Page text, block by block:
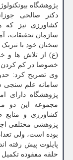
پژوهشگاه
دکتر صالحی
کشاورزی نیز که
سازمان تحقیقات،
سخنان خود با
(ع) از تلاش ها و
خصوصا در کم کردن
سامانه علم سنجی
پژوهشگاه دارای
مجموعه این دو
کشاورزی و منابع
پژوهشی مختلفی
بوده است، ولی
پایلوت پیش رفته
حلقه مفقوده